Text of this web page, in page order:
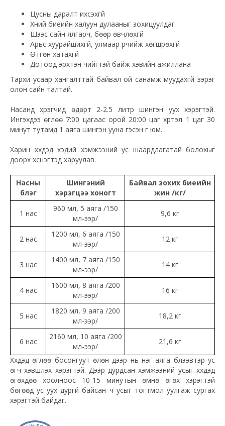
Цусны даралт ихсэхгүй
Хүний биеийн халуун дулааныг зохицуулдаг
Шээс сайн ялгарч, бөөр өвчлөхгүй
Арьс хуурайшихгүй, улмаар үрчийж хөгшрөхгүй
Өтгөн хатахгүй
Дотоод эрхтэн чийгтэй байж хэвийн ажиллана
Тархи усаар хангалттай байвал ой санамж муудахгүй зэрэг
олон сайн талтай.
Насанд хүрэгчид өдөрт 2-2.5 литр шингэн уух хэрэгтэй.
Ингэхдээ өглөө 7:00 цагаас орой 20:00 цаг хүртэл 1 цаг 30
минут тутамд 1 аяга шингэн ууна гэсэн үг юм.
Харин хүүхдэд хэдий хэмжээний ус шаардлагатай болохыг
доорх хүснэгтэд харуулав.
Насны
бүлэг
Шингэний
хэрэгцээ хоногт
Байвал зохих биеийн
жин /кг/
1 нас
960 мл, 5 аяга /150
мл-ээр/
9,6 кг
2 нас
1200 мл, 6 аяга /150
мл-ээр/
12 кг
3 нас
1400 мл, 7 аяга /150
мл-ээр/
14 кг
4 нас
1600 мл, 8 аяга /200
мл-ээр/
16 кг
5 нас
1820 мл, 9 аяга /200
мл-ээр/
18,2 кг
6 нас
2160 мл, 10 аяга /200
мл-ээр/
21,6 кг
Хүүхдэд өглөө босонгуут өлөн дээр нь нэг аяга бүлээвтэр ус
өгч хэвшүүлэх хэрэгтэй. Дээр дурдсан хэмжээний усыг хүүхдэд
өгөхдөө хоолноос 10-15 минутын өмнө өгөх хэрэгтэй
бөгөөд ус уух дургүй байсан ч усыг тогтмол уулгаж сургах
хэрэгтэй байдаг.